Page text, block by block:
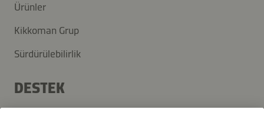
Ürünler
Kikkoman Grup
Sürdürülebilirlik
DESTEK